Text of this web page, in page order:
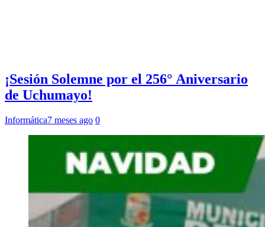
¡Sesión Solemne por el 256° Aniversario
de Uchumayo!
Informática7 meses ago 0